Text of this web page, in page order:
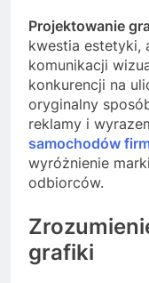
Projektowanie
kwestia estetyki,
komunikacji
konkurencji na
oryginalny
reklamy i
samochodów
wyróżnienie
odbiorców.
grafiki